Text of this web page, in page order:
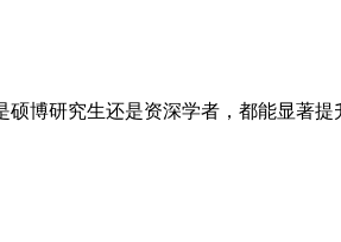
博研究生还是资深学者，都能显著提